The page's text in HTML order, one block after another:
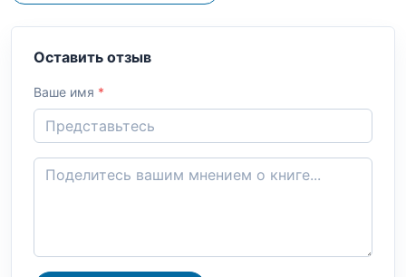
Оставить отзыв
Ваше имя *